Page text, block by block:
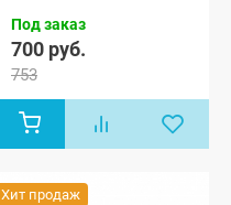
Под заказ
700 руб.
753
Хит продаж